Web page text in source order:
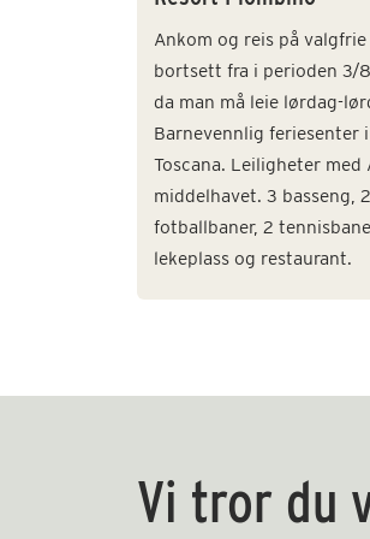
Ankom og reis på valgfrie
bortsett fra i perioden 3/
da man må leie lørdag-
Barnevennlig feriesenter i
Toscana. Leiligheter
middelhavet. 3 basseng, 2
fotballbaner, 2
lekeplass og restaurant.
Vi tror du